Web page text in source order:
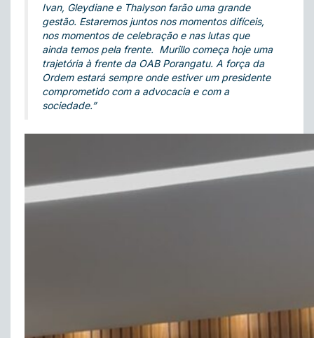
Ivan, Gleydiane e Thalyson farão uma grande
gestão. Estaremos juntos nos momentos difíceis,
nos momentos de celebração e nas lutas que
ainda temos pela frente. Murillo começa hoje uma
trajetória à frente da OAB Porangatu. A força da
Ordem estará sempre onde estiver um presidente
comprometido com a advocacia e com a
sociedade.”